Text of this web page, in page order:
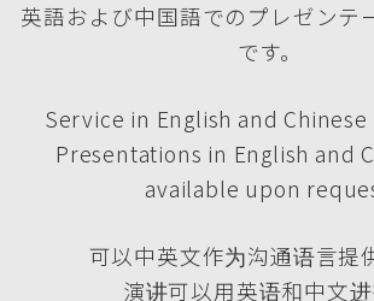
英語および中国語でのプレゼンテ
です。
Service in English and
Presentations in English and
available upon
可以中英文作为沟通语言提
演讲可以用英语和中文进